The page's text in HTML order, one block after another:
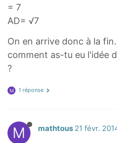
= 7
AD= √7
On en arrive donc à la
comment as-tu eu l'idée
?
M 1 réponse
M mathtous 21 févr.